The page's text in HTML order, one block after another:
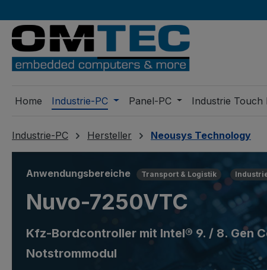
Home Industrie-PC Panel-PC Industrie Touch
Industrie-PC Hersteller Neousys Technology
Anwendungsbereiche Transport & Logistik
Nuvo-7250VTC
Kfz-Bordcontroller mit Intel® 9. / 8. Gen
Notstrommodul